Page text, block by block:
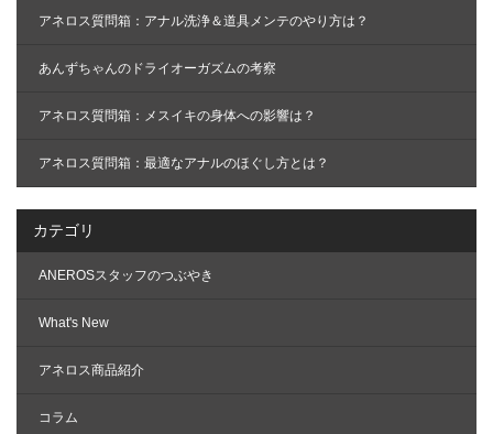
アネロス質問箱：アナル洗浄＆道具メンテのやり方は？
あんずちゃんのドライオーガズムの考察
アネロス質問箱：メスイキの身体への影響は？
アネロス質問箱：最適なアナルのほぐし方とは？
カテゴリ
ANEROSスタッフのつぶやき
What's New
アネロス商品紹介
コラム